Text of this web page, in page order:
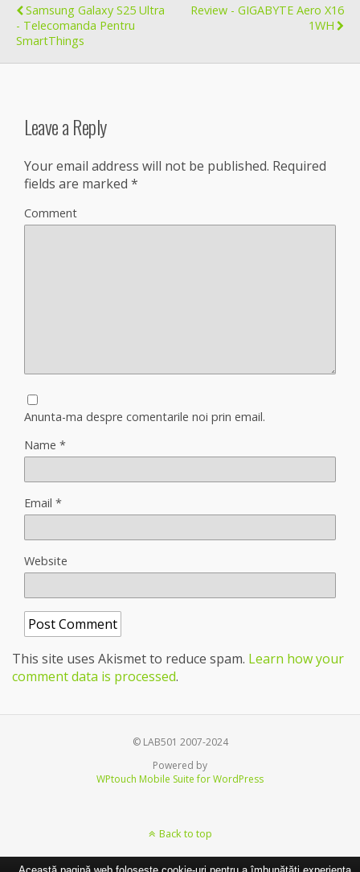
Samsung Galaxy S25 Ultra
- Telecomanda Pentru
SmartThings
Review - GIGABYTE Aero X16
1WH
Leave a Reply
Your email address will not be published. Required
fields are marked *
Comment
Anunta-ma despre comentarile noi prin email.
Name *
Email *
Website
This site uses Akismet to reduce spam. Learn how your
comment data is processed.
© LAB501 2007-2024
Powered by
WPtouch Mobile Suite for WordPress
Back to top